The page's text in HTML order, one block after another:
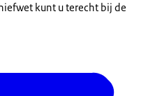
kunt u terecht bij de